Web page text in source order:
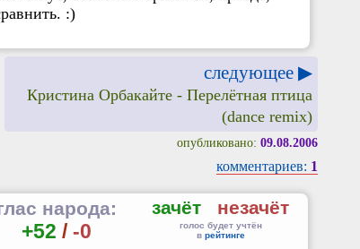
:)
следующее ▶
Кристина Орбакайте - Перелётная птица
(dance remix)
опубликовано: 09.08.2006
комментариев: 1
народа:
+52 / -0
зачёт незачёт
голос будет учтён
в рейтинге